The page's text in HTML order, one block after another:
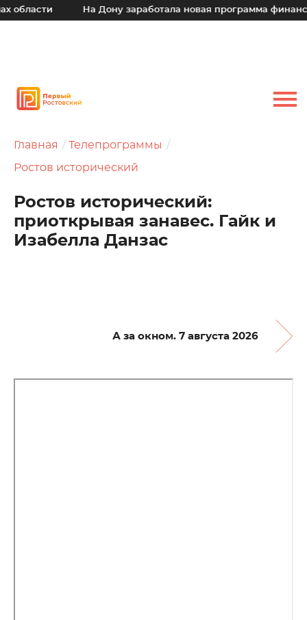
На Дону заработала новая программа финансовой
Главная Телепрограммы
Ростов исторический
Ростов исторический:
приоткрывая занавес. Гайк и
Изабелла Данзас
А за окном. 7 августа 2026